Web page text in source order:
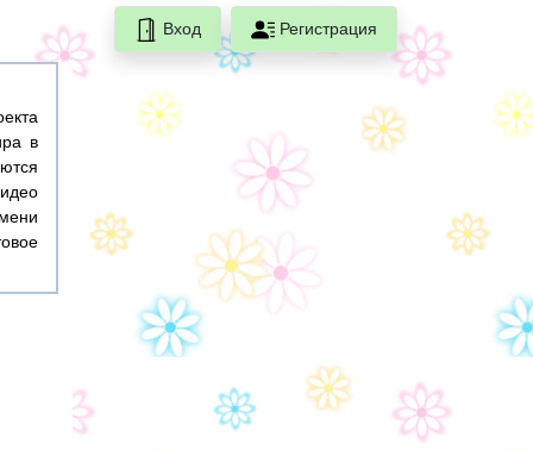
Вход Регистрация
в